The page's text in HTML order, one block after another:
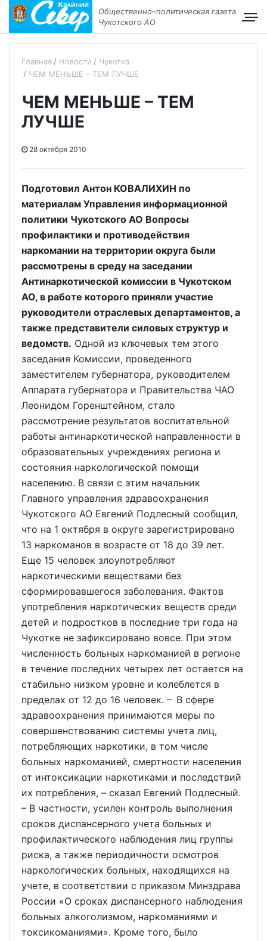
Общественно–политическая газета
Чукотского АО
Главная Новости
Чукотка
ЧЕМ МЕНЬШЕ – ТЕМ ЛУЧШЕ
ЧЕМ МЕНЬШЕ – ТЕМ
ЛУЧШЕ
28 октября 2010
Подготовил Антон КОВАЛИХИН по
материалам Управления информационной
политики Чукотского АО Вопросы
профилактики и противодействия
наркомании на территории округа были
рассмотрены в среду на заседании
Антинаркотической комиссии в Чукотском
АО, в работе которого приняли участие
руководители отраслевых департаментов, а
также представители силовых структур и
ведомств. Одной из ключевых тем этого
заседания Комиссии, проведенного
заместителем губернатора, руководителем
Аппарата губернатора и Правительства ЧАО
Леонидом Горенштейном, стало
рассмотрение результатов воспитательной
работы антинаркотической направленности в
образовательных учреждениях региона и
состояния наркологической помощи
населению. В связи с этим начальник
Главного управления здравоохранения
Чукотского АО Евгений Подлесный сообщил,
что на 1 октября в округе зарегистрировано
13 наркоманов в возрасте от 18 до 39 лет.
Еще 15 человек злоупотребляют
наркотическими веществами без
сформировавшегося заболевания. Фактов
употребления наркотических веществ среди
детей и подростков в последние три года на
Чукотке не зафиксировано вовсе. При этом
численность больных наркоманией в регионе
в течение последних четырех лет остается на
стабильно низком уровне и колеблется в
пределах от 12 до 16 человек. – В сфере
здравоохранения принимаются меры по
совершенствованию системы учета лиц,
потребляющих наркотики, в том числе
больных наркоманией, смертности населения
от интоксикации наркотиками и последствий
их потребления, – сказал Евгений Подлесный.
– В частности, усилен контроль выполнения
сроков диспансерного учета больных и
профилактического наблюдения лиц группы
риска, а также периодичности осмотров
наркологических больных, находящихся на
учете, в соответствии с приказом Минздрава
России «О сроках диспансерного наблюдения
больных алкоголизмом, наркоманиями и
токсикоманиями». Кроме того, было